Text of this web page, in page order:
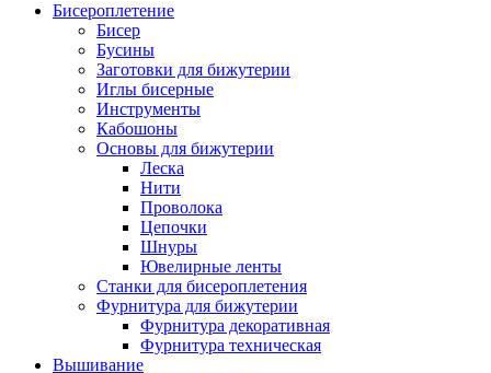
Бисероплетение
Бисер
Бусины
Заготовки для бижутерии
Иглы бисерные
Инструменты
Кабошоны
Основы для бижутерии
Леска
Нити
Проволока
Цепочки
Шнуры
Ювелирные ленты
Станки для бисероплетения
Фурнитура для бижутерии
Фурнитура декоративная
Фурнитура техническая
Вышивание